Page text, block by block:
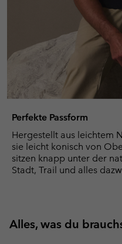
Perfekte Passform
Hergestellt aus leichtem
sie leicht konisch von
sitzen knapp unter der
Stadt, Trail und alles
Alles, was du